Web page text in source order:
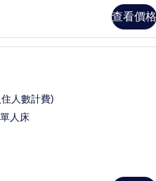
查看價格
豪華雙床房 | 高級寢具、迷你吧
人數計費)
人床